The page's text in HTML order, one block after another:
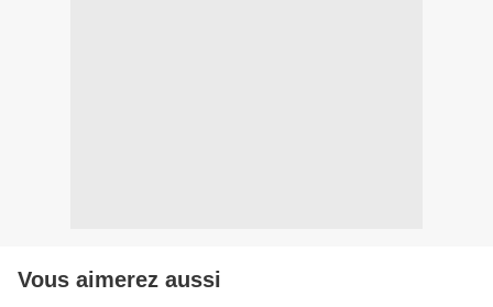
Vous aimerez aussi